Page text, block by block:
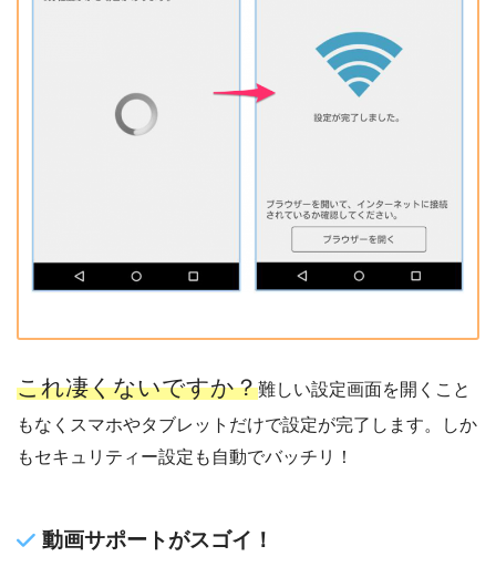
これ凄くないですか？難しい設定画面を開くこと
もなくスマホやタブレットだけで設定が完了します。しか
もセキュリティー設定も自動でバッチリ！
動画サポートがスゴイ！